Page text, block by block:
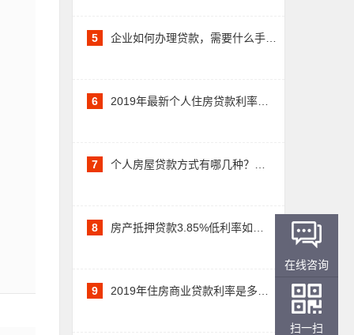
5 企业如何办理贷款，需要什么手…
6 2019年最新个人住房贷款利率…
7 个人房屋贷款方式有哪几种？…
8 房产抵押贷款3.85%低利率如…
9 2019年住房商业贷款利率是多…
在线咨询
扫一扫